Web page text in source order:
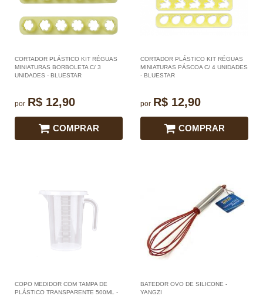
CORTADOR PLÁSTICO KIT RÉGUAS
MINIATURAS BORBOLETA C/ 3
UNIDADES - BLUESTAR
por R$ 12,90
COMPRAR
CORTADOR PLÁSTICO KIT RÉGUAS
MINIATURAS PÁSCOA C/ 4 UNIDADES
- BLUESTAR
por R$ 12,90
COMPRAR
COPO MEDIDOR COM TAMPA DE
PLÁSTICO TRANSPARENTE 500ML -
BATEDOR OVO DE SILICONE -
YANGZI